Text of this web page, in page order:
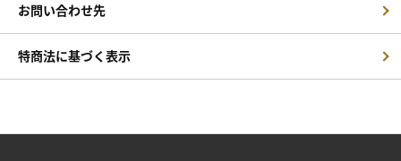
お問い合わせ先
特商法に基づく表示